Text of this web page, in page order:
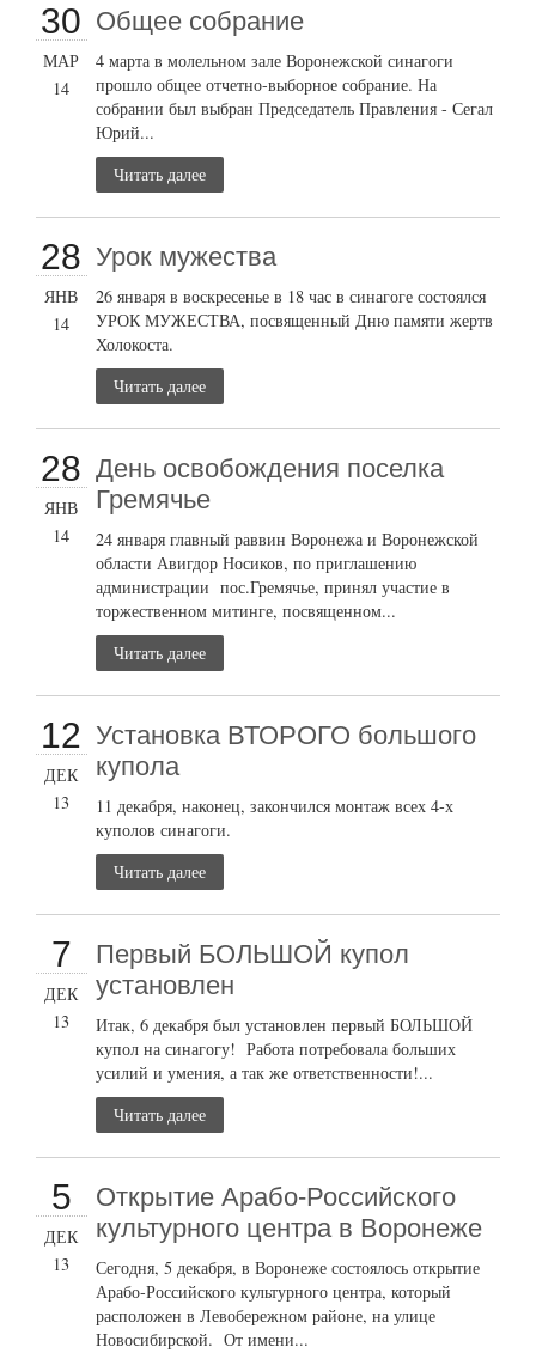
30
МАР
14
Общее собрание
4 марта в молельном зале Воронежской синагоги
прошло общее отчетно-выборное собрание. На
собрании был выбран Председатель Правления - Сегал
Юрий...
Читать далее
28
ЯНВ
14
Урок мужества
26 января в воскресенье в 18 час в синагоге состоялся
УРОК МУЖЕСТВА, посвященный Дню памяти жертв
Холокоста.
Читать далее
28
ЯНВ
14
День освобождения поселка
Гремячье
24 января главный раввин Воронежа и Воронежской
области Авигдор Носиков, по приглашению
администрации пос.Гремячье, принял участие в
торжественном митинге, посвященном...
Читать далее
12
ДЕК
13
Установка ВТОРОГО большого
купола
11 декабря, наконец, закончился монтаж всех 4-х
куполов синагоги.
Читать далее
7
ДЕК
13
Первый БОЛЬШОЙ купол
установлен
Итак, 6 декабря был установлен первый БОЛЬШОЙ
купол на синагогу! Работа потребовала больших
усилий и умения, а так же ответственности!...
Читать далее
5
ДЕК
13
Открытие Арабо-Российского
культурного центра в Воронеже
Сегодня, 5 декабря, в Воронеже состоялось открытие
Арабо-Российского культурного центра, который
расположен в Левобережном районе, на улице
Новосибирской. От имени...